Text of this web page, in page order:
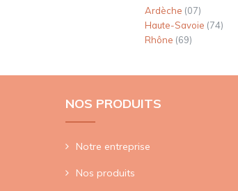
Ardèche (07)
Haute-Savoie (74)
Rhône (69)
NOS PRODUITS
Notre entreprise
Nos produits